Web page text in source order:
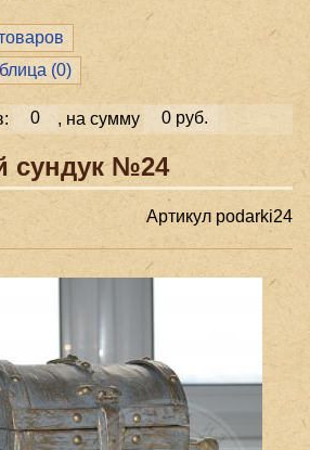
(0)
0 , на сумму 0 руб.
сундук №24
Артикул podarki24